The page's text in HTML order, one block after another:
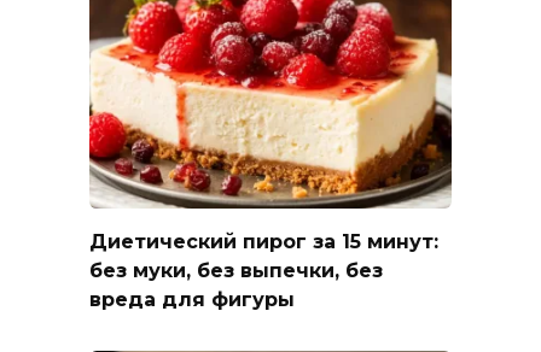
Диетический пирог за 15 минут:
без муки, без выпечки, без
вреда для фигуры